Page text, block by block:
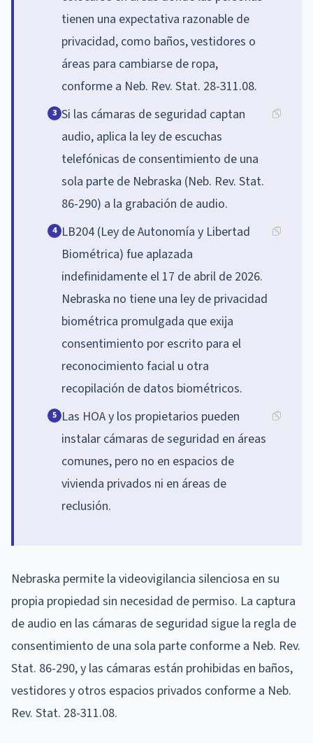
tienen una expectativa razonable de
privacidad, como baños, vestidores o
áreas para cambiarse de ropa,
conforme a Neb. Rev. Stat. 28-311.08.
3 Si las cámaras de seguridad captan
audio, aplica la ley de escuchas
telefónicas de consentimiento de una
sola parte de Nebraska (Neb. Rev. Stat.
86-290) a la grabación de audio.
4 LB204 (Ley de Autonomía y Libertad
Biométrica) fue aplazada
indefinidamente el 17 de abril de 2026.
Nebraska no tiene una ley de privacidad
biométrica promulgada que exija
consentimiento por escrito para el
reconocimiento facial u otra
recopilación de datos biométricos.
5 Las HOA y los propietarios pueden
instalar cámaras de seguridad en áreas
comunes, pero no en espacios de
vivienda privados ni en áreas de
reclusión.
Nebraska permite la videovigilancia silenciosa en su
propia propiedad sin necesidad de permiso. La captura
de audio en las cámaras de seguridad sigue la regla de
consentimiento de una sola parte conforme a Neb. Rev.
Stat. 86-290, y las cámaras están prohibidas en baños,
vestidores y otros espacios privados conforme a Neb.
Rev. Stat. 28-311.08.